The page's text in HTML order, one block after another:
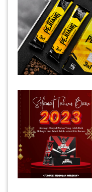
PERNIAGAAN(41)
KENDERAAN(6)
ELEKTRONIK(5)
SUKAN/HOBI(2)
PERCUTIAN
PELANCONGAN(1)